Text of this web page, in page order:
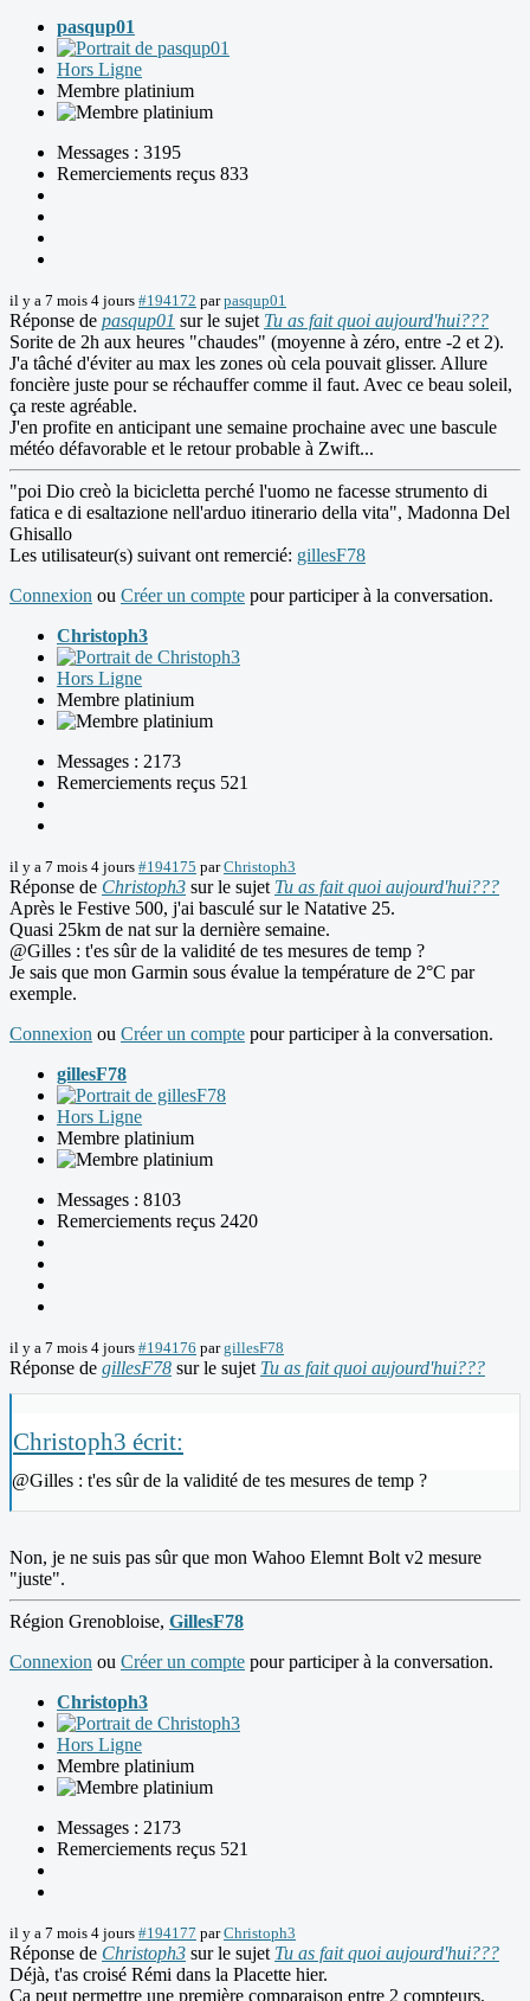
pasqup01
Hors Ligne
Membre platinium
Messages : 3195
Remerciements reçus 833
il y a 7 mois 4 jours #194172 parpasqup01
Réponse de pasqup01 sur le sujet Tu as fait quoi aujourd'hui???
Sorite de 2h aux heures "chaudes" (moyenne à zéro, entre -2 et 2).
J'a tâché d'éviter au max les zones où cela pouvait glisser. Allure
foncière juste pour se réchauffer comme il faut. Avec ce beau soleil,
ça reste agréable.
J'en profite en anticipant une semaine prochaine avec une bascule
météo défavorable et le retour probable à Zwift...
"poi Dio creò la bicicletta perché l'uomo ne facesse strumento di
fatica e di esaltazione nell'arduo itinerario della vita", Madonna Del
Ghisallo
Les utilisateur(s) suivant ont remercié: gillesF78
Connexion ou Créer un compte pour participer à la conversation.
Christoph3
Hors Ligne
Membre platinium
Messages : 2173
Remerciements reçus 521
il y a 7 mois 4 jours #194175 parChristoph3
Réponse de Christoph3 sur le sujet Tu as fait quoi aujourd'hui???
Après le Festive 500, j'ai basculé sur le Natative 25.
Quasi 25km de nat sur la dernière semaine.
@Gilles : t'es sûr de la validité de tes mesures de temp ?
Je sais que mon Garmin sous évalue la température de 2°C par
exemple.
Connexion ou Créer un compte pour participer à la conversation.
gillesF78
Hors Ligne
Membre platinium
Messages : 8103
Remerciements reçus 2420
il y a 7 mois 4 jours #194176 pargillesF78
Réponse de gillesF78 sur le sujet Tu as fait quoi aujourd'hui???
Christoph3 écrit:
@Gilles : t'es sûr de la validité de tes mesures de temp ?
Non, je ne suis pas sûr que mon Wahoo Elemnt Bolt v2 mesure
"juste".
Région Grenobloise, GillesF78
Connexion ou Créer un compte pour participer à la conversation.
Christoph3
Hors Ligne
Membre platinium
Messages : 2173
Remerciements reçus 521
il y a 7 mois 4 jours #194177 parChristoph3
Réponse de Christoph3 sur le sujet Tu as fait quoi aujourd'hui???
Déjà, t'as croisé Rémi dans la Placette hier.
Ca peut permettre une première comparaison entre 2 compteurs.